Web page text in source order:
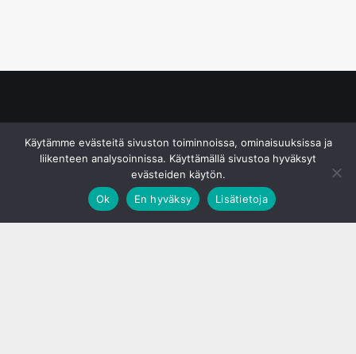
Käytämme evästeitä sivuston toiminnoissa, ominaisuuksissa ja
liikenteen analysoinnissa. Käyttämällä sivustoa hyväksyt
evästeiden käytön.
Ok
En hyväksy Lisätietoja